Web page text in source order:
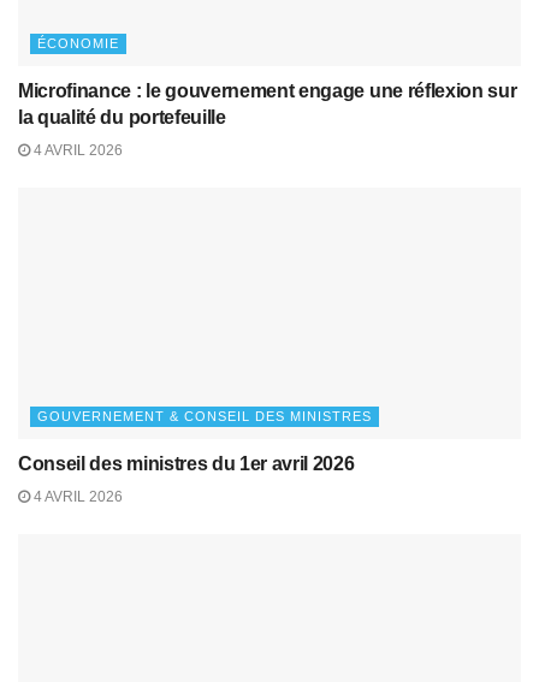
ÉCONOMIE
Microfinance : le gouvernement engage une réflexion sur
la qualité du portefeuille
4 AVRIL 2026
GOUVERNEMENT & CONSEIL DES MINISTRES
Conseil des ministres du 1er avril 2026
4 AVRIL 2026